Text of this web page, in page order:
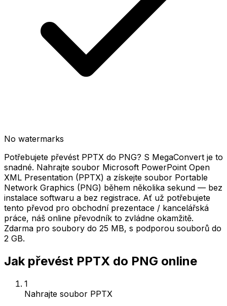
No watermarks
Potřebujete převést PPTX do PNG? S MegaConvert je to
snadné. Nahrajte soubor Microsoft PowerPoint Open
XML Presentation (PPTX) a získejte soubor Portable
Network Graphics (PNG) během několika sekund — bez
instalace softwaru a bez registrace. Ať už potřebujete
tento převod pro obchodní prezentace / kancelářská
práce, náš online převodník to zvládne okamžitě.
Zdarma pro soubory do 25 MB, s podporou souborů do
2 GB.
Jak převést PPTX do PNG online
1
Nahrajte soubor PPTX